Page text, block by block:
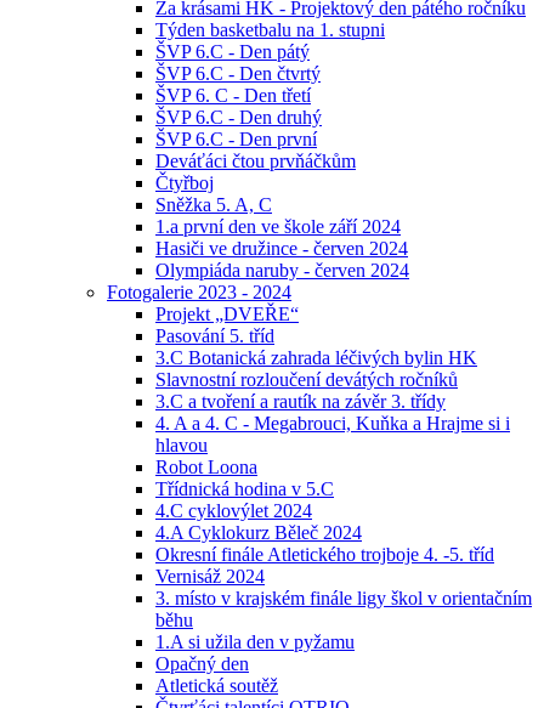
Za krásami HK - Projektový den pátého ročníku
Týden basketbalu na 1. stupni
ŠVP 6.C - Den pátý
ŠVP 6.C - Den čtvrtý
ŠVP 6. C - Den třetí
ŠVP 6.C - Den druhý
ŠVP 6.C - Den první
Deváťáci čtou prvňáčkům
Čtyřboj
Sněžka 5. A, C
1.a první den ve škole září 2024
Hasiči ve družince - červen 2024
Olympiáda naruby - červen 2024
Fotogalerie 2023 - 2024
Projekt „DVEŘE“
Pasování 5. tříd
3.C Botanická zahrada léčivých bylin HK
Slavnostní rozloučení devátých ročníků
3.C a tvoření a rautík na závěr 3. třídy
4. A a 4. C - Megabrouci, Kuňka a Hrajme si i
hlavou
Robot Loona
Třídnická hodina v 5.C
4.C cyklovýlet 2024
4.A Cyklokurz Běleč 2024
Okresní finále Atletického trojboje 4. -5. tříd
Vernisáž 2024
3. místo v krajském finále ligy škol v orientačním
běhu
1.A si užila den v pyžamu
Opačný den
Atletická soutěž